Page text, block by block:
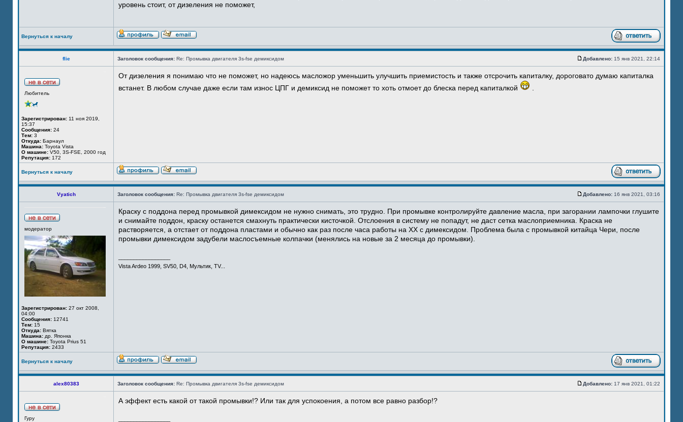
уровень стоит, от дизеления не поможет,
Вернуться к началу
flie Заголовок сообщения: Re: Промывка двигателя 3s-fse демиксидом Добавлено: 15 янв 2021, 22:14
Любитель
Зарегистрирован: 11 ноя 2019,
15:37
Сообщения: 24
Тем: 3
Откуда: Барнаул
Машина: Toyota Vista
О машине: V50, 3S-FSE, 2000 год
Репутация: 172
От дизеления я понимаю что не поможет, но надеюсь масложор уменьшить улучшить приемистость и также отсрочить капиталку, дороговато думаю капиталка
встанет. В любом случае даже если там износ ЦПГ и демиксид не поможет то хоть отмоет до блеска перед капиталкой
Вернуться к началу
Vyatich Заголовок сообщения: Re: Промывка двигателя 3s-fse демиксидом Добавлено: 16 янв 2021, 03:16
модератор
Зарегистрирован: 27 окт 2008,
04:00
Сообщения: 12741
Тем: 15
Откуда: Вятка
Машина: др. Японка
О машине: Toyota Prius 51
Репутация: 2433
Краску с поддона перед промывкой димексидом не нужно снимать, это трудно. При промывке контролируйте давление масла, при загорании лампочки глушите
и снимайте поддон, краску останется смахнуть практически кисточкой. Отслоения в систему не попадут, не даст сетка маслоприемника. Краска не
растворяется, а отстает от поддона пластами и обычно как раз после часа работы на ХХ с димексидом. Проблема была с промывкой китайца Чери, после
промывки димексидом задубели маслосъемные колпачки (менялись на новые за 2 месяца до промывки).
Vista Ardeo 1999, SV50, D4, Мультик, TV...
Вернуться к началу
alex80383 Заголовок сообщения: Re: Промывка двигателя 3s-fse демиксидом Добавлено: 17 янв 2021, 01:22
Гуру
А эффект есть какой от такой промывки!? Или так для успокоения, а потом все равно разбор!?